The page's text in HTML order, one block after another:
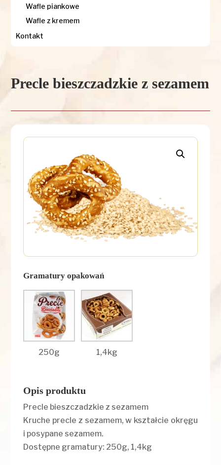
Wafle piankowe
Wafle z kremem
Kontakt
Precle bieszczadzkie z sezamem
Gramatury opakowań
250g 1,4kg
Opis produktu
Precle bieszczadzkie z sezamem
Kruche precle z sezamem, w kształcie okręgu
i posypane sezamem.
Dostępne gramatury: 250g, 1,4kg